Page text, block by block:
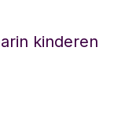
kinderen